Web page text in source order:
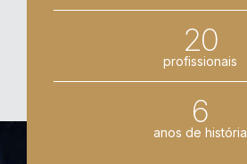
20
profissionais
6
anos de história